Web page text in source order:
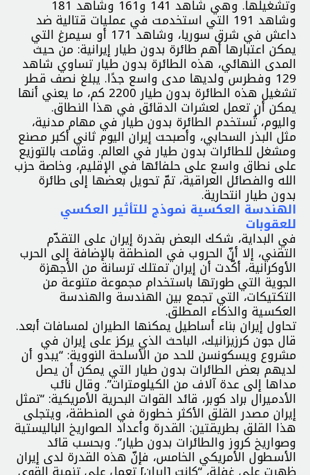
وتشغيلها. وهي شاهد 141 و161 وشاهد 181
وشاهد 191 التي استخدمت في عمليات قتالية ضد
داعش في شرق سوريا، وشاهد 171 أو سيمرغ التي
يمكن اعتبارها أهم طائرة بدون طيار إيرانية: من حيث
المدى النهائي، هذه الطائرة بدون طيار تساوي شاهد
129 وفطرس ولديها مدى واسع جدًا. يبلغ نصف قطر
تشغيل هذه الطائرة بدون طيار 2200 كم، ما يعني أنها
يمكن أن تعمل لعشرات الدقائق في هذا النطاق.
واليوم، تُستخدم الطائرة بدون طيار في مهام مدنية،
مثل البذر السحابي، وأصبحت إيران اليوم ثاني أكبر مصنع
ومشغل للطائرات بدون طيار في العالم. وقامت بالتوزيع
على نطاق واسع على حلفائها في الإقليم، وخاصة حزب
الله والفصائل العراقية، تمّ تحويل بعضها إلى طائرة
بدون طيار انتحارية.
الهندسة العكسية نموذج للتأثير العكسي
للعقوبات
في البداية، شكك البعض بقدرة إيران على التقدّم
التقني، إلا أنّ الحروب في المنطقة بالإضافة إلى الحرب
الأوكرانية، أكّدت أن إيران تمتلك ترسانة من الأجهزة
الجوية التي طورتها باستخدام مجموعة متنوعة من
التكتيكات، التي تجمع بين الهندسة والهندسة
العكسية والذكاء المطلق.
تحاول إيران بناء أساطيل يمكنها الطيران لمسافات أبعد.
قال جون كرزيزانيك، الباحث الذي يركز على إيران في
مشروع ويسكونسن للحد من الأسلحة النووية: “يبدو أن
لديهم بعض الطائرات بدون طيار التي يمكن أن يصل
مداها إلى عدة آلاف من الكيلومترات”. وقال نائب
الأدميرال براد كوبر، قائد القوات البحرية الأمريكية: “تمثل
إيران مصدر القلق الأكثر خطورة في المنطقة، ويتجلى
هذا القلق بطريقتين: القدرة وأعداد الصواريخ الباليستية
وصواريخ كروز والطائرات بدون طيار”. وبحسب قائد
الأسطول الأمريكي الخامس، فإنّ هذه القدرة لدى إيران